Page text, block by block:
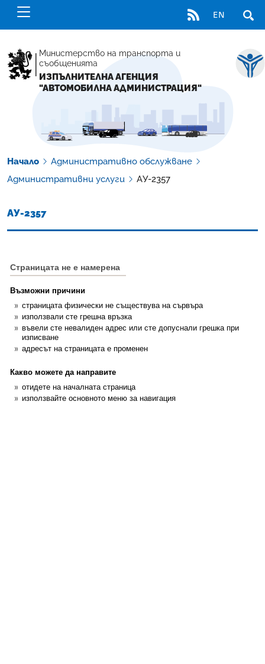
RSS EN
Министерство на транспорта и
съобщенията
ИЗПЪЛНИТЕЛНА АГЕНЦИЯ
"АВТОМОБИЛНА АДМИНИСТРАЦИЯ"
Начало
Административно обслужване
Административни услуги
АУ-2357
АУ-2357